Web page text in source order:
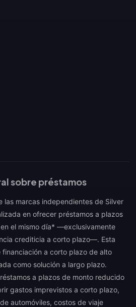
sobre préstamos
las marcas independientes de Silver
en ofrecer préstamos a plazos
el mismo día* —exclusivamente
crediticia a corto plazo—. Esta
a corto plazo de alto
como solución a largo plazo.
a plazos de monto reducido
gastos imprevistos a corto plazo,
automóviles, costos de viaje